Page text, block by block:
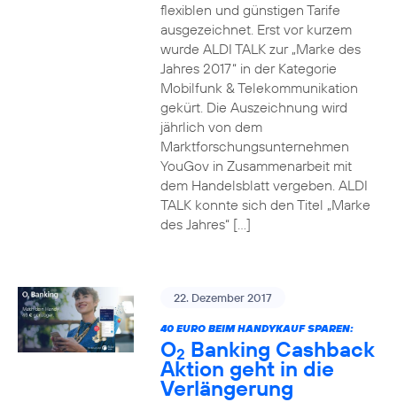
flexiblen und günstigen Tarife
ausgezeichnet. Erst vor kurzem
wurde ALDI TALK zur „Marke des
Jahres 2017“ in der Kategorie
Mobilfunk & Telekommunikation
gekürt. Die Auszeichnung wird
jährlich von dem
Marktforschungsunternehmen
YouGov in Zusammenarbeit mit
dem Handelsblatt vergeben. ALDI
TALK konnte sich den Titel „Marke
des Jahres“ […]
22. Dezember 2017
40 EURO BEIM HANDYKAUF SPAREN:
O2 Banking Cashback
Aktion geht in die
Verlängerung